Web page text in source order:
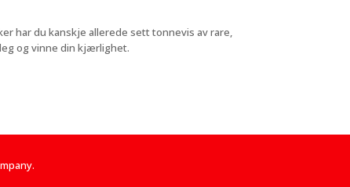
har du kanskje allerede sett tonnevis av rare,
og vinne din kjærlighet.